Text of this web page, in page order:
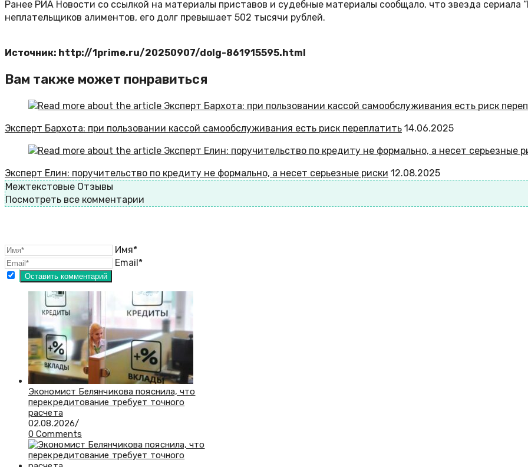
Ранее РИА Новости со ссылкой на материалы приставов и судебные материалы сообщало, что звезда сериала
неплательщиков алиментов, его долг превышает 502 тысячи рублей.
Источник: http://1prime.ru/20250907/dolg-861915595.html
Вам также может понравиться
Эксперт Бархота: при пользовании кассой самообслуживания есть риск переплатить 14.06.2025
Эксперт Елин: поручительство по кредиту не формально, а несет серьезные риски 12.08.2025
Межтекстовые Отзывы
Посмотреть все комментарии
Имя*
Email*
Экономист Белянчикова пояснила, что
перекредитование требует точного
расчета
02.08.2026/
0 Comments